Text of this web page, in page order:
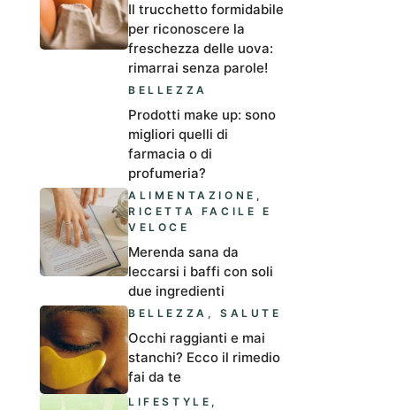
Il trucchetto formidabile
per riconoscere la
freschezza delle uova:
rimarrai senza parole!
BELLEZZA
Prodotti make up: sono
migliori quelli di
farmacia o di
profumeria?
ALIMENTAZIONE ,
RICETTA FACILE E
VELOCE
Merenda sana da
leccarsi i baffi con soli
due ingredienti
BELLEZZA ,SALUTE
Occhi raggianti e mai
stanchi? Ecco il rimedio
fai da te
LIFESTYLE ,